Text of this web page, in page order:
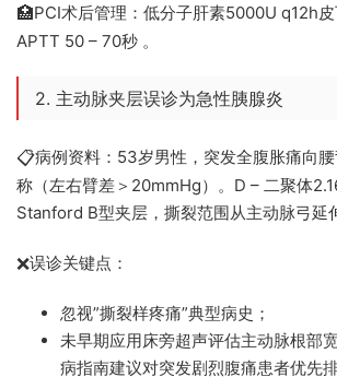
🏥PCI术后管理：低分子肝素5000U q12h
APTT 50 – 70秒 。
2. 主动脉夹层误诊为急性胰腺炎
📋病例资料：53岁男性，突发全腹胀痛向
称（左右臂差＞20mmHg）。D – 二聚体
Stanford B型夹层，撕裂范围从主动脉弓延
❌误诊关键点：
忽视”撕裂样疼痛”典型病史；
未早期应用床旁超声评估主动脉根部
病指南建议对突发剧烈腹痛患者优先排